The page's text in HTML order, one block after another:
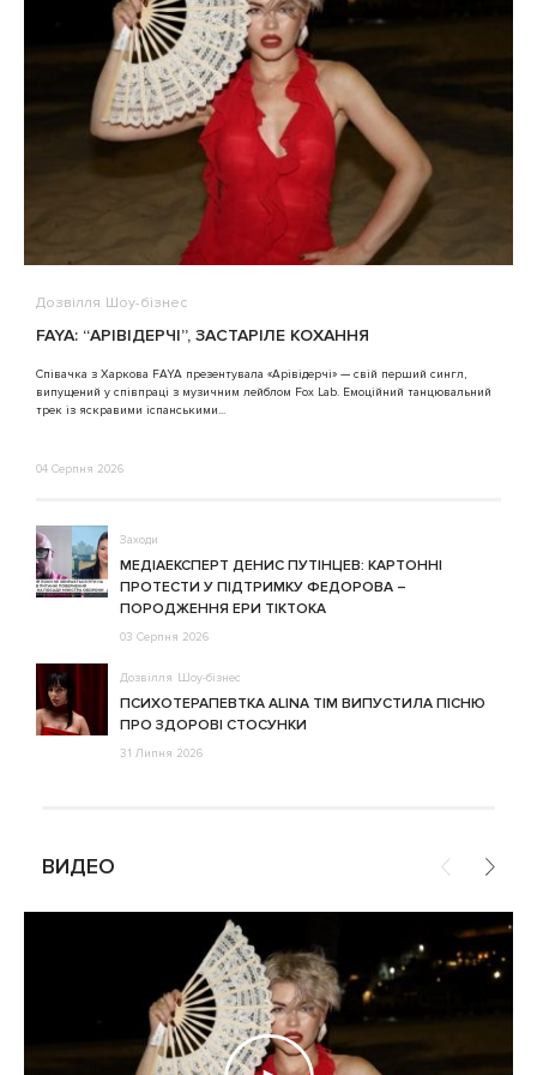
Дозвілля Шоу-бізнес
FAYA: “АРІВІДЕРЧІ”, ЗАСТАРІЛЕ КОХАННЯ
Співачка з Харкова FAYA презентувала «Арівідерчі» — свій перший сингл,
випущений у співпраці з музичним лейблом Fox Lab. Емоційний танцювальний
трек із яскравими іспанськими...
04 Серпня 2026
Заходи
МЕДІАЕКСПЕРТ ДЕНИС ПУТІНЦЕВ: КАРТОННІ
ПРОТЕСТИ У ПІДТРИМКУ ФЕДОРОВА –
ПОРОДЖЕННЯ ЕРИ ТІКТОКА
03 Серпня 2026
Дозвілля Шоу-бізнес
ПСИХОТЕРАПЕВТКА ALINA TIM ВИПУСТИЛА ПІСНЮ
ПРО ЗДОРОВІ СТОСУНКИ
31 Липня 2026
ВИДЕО